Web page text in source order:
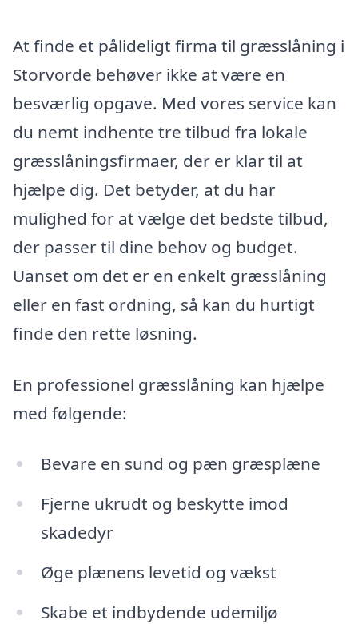
At finde et pålideligt firma til græsslåning i
Storvorde behøver ikke at være en
besværlig opgave. Med vores service kan
du nemt indhente tre tilbud fra lokale
græsslåningsfirmaer, der er klar til at
hjælpe dig. Det betyder, at du har
mulighed for at vælge det bedste tilbud,
der passer til dine behov og budget.
Uanset om det er en enkelt græsslåning
eller en fast ordning, så kan du hurtigt
finde den rette løsning.
En professionel græsslåning kan hjælpe
med følgende:
Bevare en sund og pæn græsplæne
Fjerne ukrudt og beskytte imod
skadedyr
Øge plænens levetid og vækst
Skabe et indbydende udemiljø